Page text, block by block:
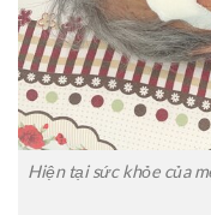
Hiện tại sức khỏe của